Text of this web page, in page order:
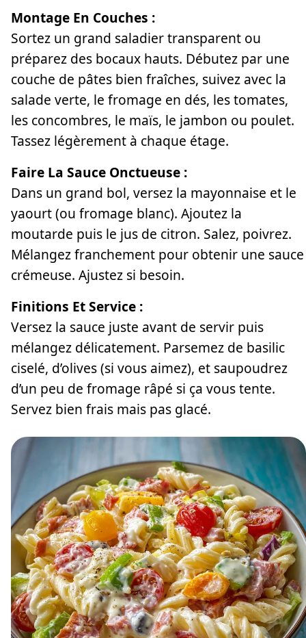
Montage En Couches :
Sortez un grand saladier transparent ou
préparez des bocaux hauts. Débutez par une
couche de pâtes bien fraîches, suivez avec la
salade verte, le fromage en dés, les tomates,
les concombres, le maïs, le jambon ou poulet.
Tassez légèrement à chaque étage.
Faire La Sauce Onctueuse :
Dans un grand bol, versez la mayonnaise et le
yaourt (ou fromage blanc). Ajoutez la
moutarde puis le jus de citron. Salez, poivrez.
Mélangez franchement pour obtenir une sauce
crémeuse. Ajustez si besoin.
Finitions Et Service :
Versez la sauce juste avant de servir puis
mélangez délicatement. Parsemez de basilic
ciselé, d’olives (si vous aimez), et saupoudrez
d’un peu de fromage râpé si ça vous tente.
Servez bien frais mais pas glacé.